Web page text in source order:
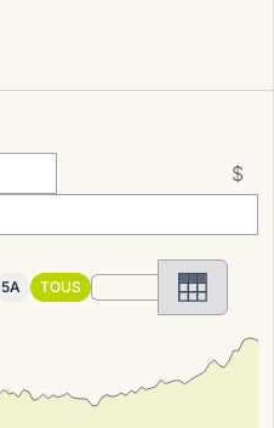
$
5A TOUS